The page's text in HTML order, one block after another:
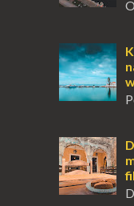
pośrodku
doskonał...
jest jednym z
symbo...